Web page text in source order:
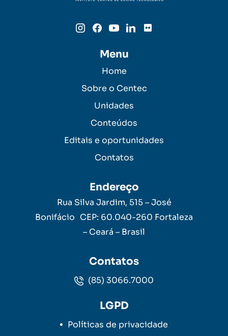
Menu
Home
Sobre o Centec
Unidades
Conteúdos
Editais e oportunidades
Contatos
Endereço
Rua Silva Jardim, 515 – José
Bonifácio CEP: 60.040-260 Fortaleza
– Ceará – Brasil
Contatos
(85) 3066.7000
LGPD
Políticas de privacidade